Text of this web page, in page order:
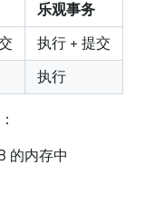
乐观事务
执行 + 提交
执行
的内存中